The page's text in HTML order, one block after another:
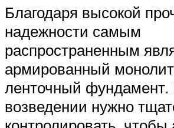
Благодаря высокой
надежности самым
распространенным
армированный
ленточный фундамент.
возведении нужно